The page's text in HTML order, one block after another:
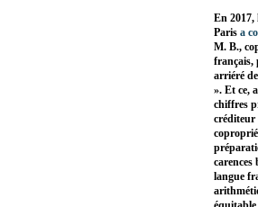
En 2017,
Paris a
M. B.,
français,
arriéré
». Et ce,
chiffres
créditeur
carences
langue